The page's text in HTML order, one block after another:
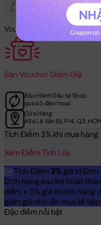
Gửi Tặng
Voucher Mã Khuyến Mãi:
Săn Voucher Giảm Giá
Bảo Hành Gấu tại Shop
qua số điện thoại
Cửa Hàng:
486 Lê Văn Sỹ, P.14, Q.3, HCM
Tích Điểm 3% khi mua hàng
Xem Điểm Tích Lũy
Tích Điểm 3% giá trị Đơn
Đơn hàng sau khi hoàn
điểm = 3% giá trị đơn hàng
giảm giá cho lần mua kế tiếp
Đặc điểm nổi bật